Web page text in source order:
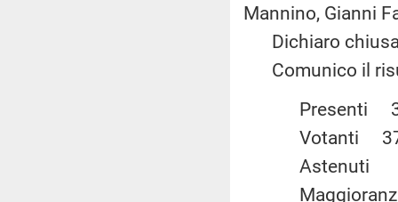
Mannino, Gianni
Dichiaro chiusa
Comunico il
Votanti